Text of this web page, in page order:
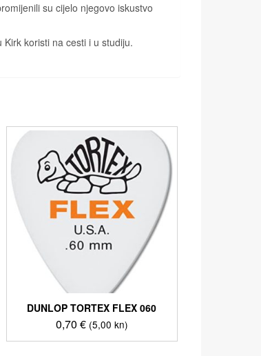
su cijelo njegovo iskustvo
koristi na cesti i u studiju.
DUNLOP TORTEX FLEX 060
0,70 € (5,00 kn)